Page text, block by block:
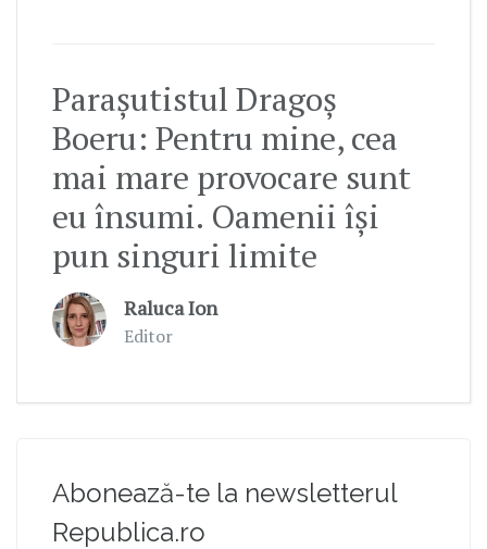
Parașutistul Dragoș
Boeru: Pentru mine, cea
mai mare provocare sunt
eu însumi. Oamenii își
pun singuri limite
Raluca Ion
Editor
Abonează-te la newsletterul
Republica.ro